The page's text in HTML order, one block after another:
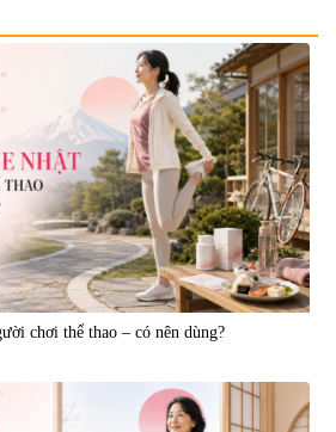
Viên uống hỗ trợ xương khớp
Kendai Glucosamine Hộp 180
viên
|9.280
690.000 đ
chơi thể thao – có nên dùng?